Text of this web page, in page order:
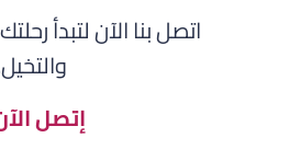
اتصل بنا الآن لتبدأ
إتصل